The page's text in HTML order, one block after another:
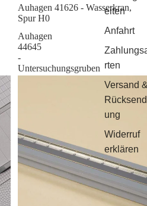
eiten
Anfahrt
rten
Versand
Rücksend
ung
Widerruf
erklären
Sale
Auhagen 41626 - Wasserkran,
Spur H0
Auhagen
44645
-
Untersuchungsgruben